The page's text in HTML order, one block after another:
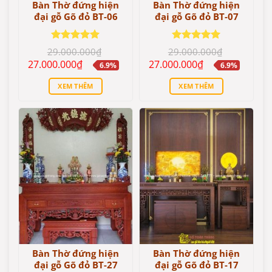
Bàn Thờ đứng hiện
đại gỗ Gõ đỏ BT-06
Được xếp
hạng55
sao
29.000.000₫
Giá
gốc
29.000.000₫.
27.000.000₫Giá
hiện
tại
là:
27.000.000₫.
6.9%
XEM THÊM
Bàn Thờ đứng hiện
đại gỗ Gõ đỏ BT-07
Được xếp
hạng55
sao
29.000.000₫
Giá
gốc
29.000.000₫.
27.000.000₫Giá
hiện
tại
là:
27.000.000₫.
6.9%
XEM THÊM
Bàn Thờ đứng hiện
đại gỗ Gõ đỏ BT-27
Bàn Thờ đứng hiện
đại gỗ Gõ đỏ BT-17